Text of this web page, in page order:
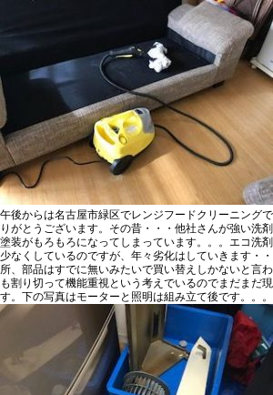
午後からは名古屋市緑区でレンジフードクリーニング
りがとうございます。その昔・・・他社さんが強い洗
塗装がもろもろになってしまっています。。。エコ洗
少なくしているのですが、年々劣化はしていきます・
所、部品はすでに無いみたいで買い替えしかないと言
も割り切って機能重視という考えでいるのでまだまだ
す。下の写真はモーターと照明は組み立て後です。。。